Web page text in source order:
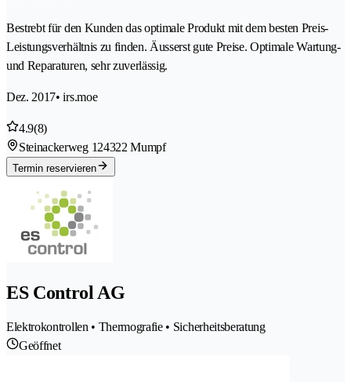
Bestrebt für den Kunden das optimale Produkt mit dem besten Preis-
Leistungsverhältnis zu finden. Äusserst gute Preise. Optimale Wartung-
und Reparaturen, sehr zuverlässig.
Dez. 2017• irs.moe
4.9(8)
Steinackerweg 124322 Mumpf
Termin reservieren
ES Control AG
Elektrokontrollen • Thermografie • Sicherheitsberatung
Geöffnet